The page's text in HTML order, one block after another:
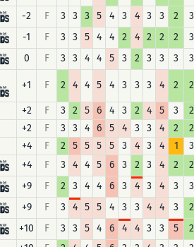
-2 F 3 3 3 5 4 3 4 3 3 2
3
-1 F 3 3 5 4 4 2 4 2 2 2
3
0 F 3 3 4 4 5 3 2 3 3 3 3
+1 F 2 4 4 5 4 3 3 3 4 2 2
+2 F 3 2 5 6 4 3 2 4 5 3
2
+2 F 3 3 4 6 5 4 3 3 4 2
2
+4 F 2 5 5 5 5 3 4 3 4 1
3
+4 F 3 4 4 5 6 3 2 3 4 2
2
+9 F 2 3 4 4 6 3 4 3 4 3
3
+9 F 3 4 5 5 4 3 3 4 4 3
2
+10 F 3 3 5 4 6 4 4 3 3 5
2